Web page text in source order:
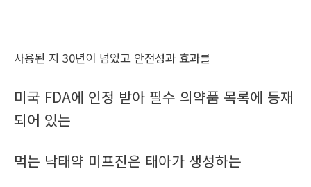
사용된 지 30년이 넘었고 안전성과 효과를
미국 FDA에 인정 받아 필수 의약품 목록에 등재
되어 있는
먹는 낙태약 미프진은 태아가 생성하는